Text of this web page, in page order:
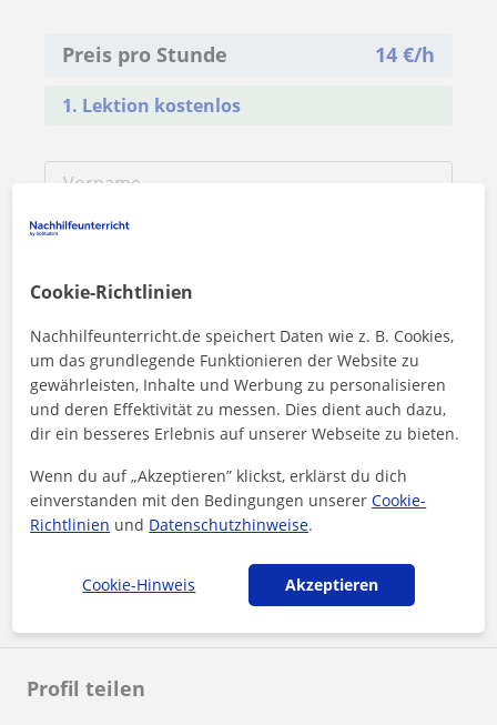
Profil teilen
Preis pro Stunde 14€/h
1. Lektion kostenlos
Durch Klicken auf eine der beiden Schaltflächen stimmen Sie
unseremImpressumund unsererDatenschutzerklärungzu
Nachricht senden
Cookie-Richtlinien
Nachhilfeunterricht.de speichert Daten wie z. B. Cookies,
um das grundlegende Funktionieren der Website zu
gewährleisten, Inhalte und Werbung zu personalisieren
und deren Effektivität zu messen. Dies dient auch dazu,
dir ein besseres Erlebnis auf unserer Webseite zu bieten.
Wenn du auf „Akzeptieren” klickst, erklärst du dich
einverstanden mit den Bedingungen unsererCookie-
Richtlinien und Datenschutzhinweise.
Cookie-Hinweis Akzeptieren